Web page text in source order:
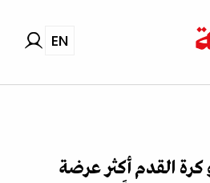
EN
القدم أكثر عرضة